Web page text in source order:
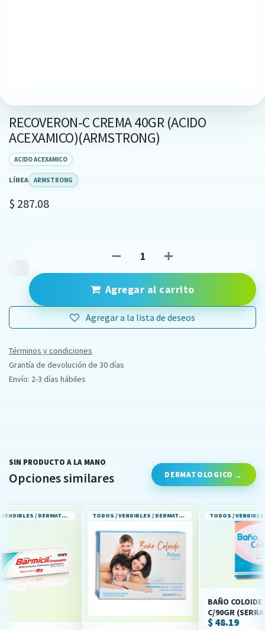
RECOVERON-C CREMA 40GR (ACIDO
ACEXAMICO)(ARMSTRONG)
ACIDO ACEXAMICO
LÍNEA ARMSTRONG
$ 287.08
Agregar al carrito
Agregar a la lista de deseos
Términos y condiciones
Grantía de devolución de 30 días
Envío: 2-3 días hábiles
SIN PRODUCTO A LA MANO
Opciones similares DERMATOLOGICO
TODOS / VENDIBLES / DERMATOLOGICO TODOS / VENDIBLES / DERMATOLOGICO
BAÑO COLOIDE
C/90GR (SERRAL)
$ 48.19